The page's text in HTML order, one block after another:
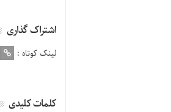
اشتراک گذاری
لینک کوتاه :
کلمات کلیدی